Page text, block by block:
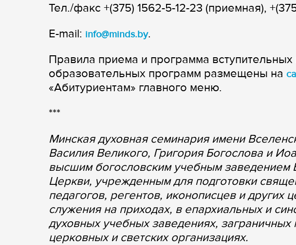
Тел./факс +(375) 1562-5-12-23 (приемная),
E-mail: info@minds.by.
Правила приема и программа
образовательных программ размещены на
«Абитуриентам» главного меню.
***
Минская духовная семинария имени
Василия Великого, Григория Богослова и
высшим богословским учебным заведением
Церкви, учрежденным для подготовки
педагогов, регентов, иконописцев и других
служения на приходах, в епархиальных и
духовных учебных заведениях, заграничных
церковных и светских организациях.